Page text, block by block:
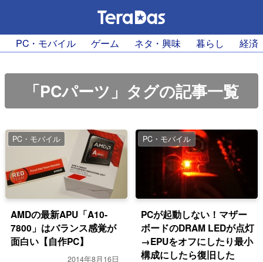
PC・モバイル ゲーム ネタ・興味 暮らし 経済
「PCパーツ」タグの記事一覧
PC・モバイル
AMDの最新APU「A10-
7800」はバランス感覚が
面白い【自作PC】
2014年8月16日
PC・モバイル
PCが起動しない！マザー
ボードのDRAM LEDが点灯
→EPUをオフにしたり最小
構成にしたら復旧した